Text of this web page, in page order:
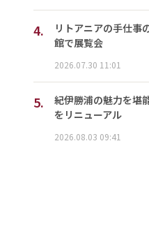
4.
リトアニアの手仕
館で展覧会
2026.07.30 11:01
5.
紀伊勝浦の魅力を
をリニューアル
2026.08.03 09:41